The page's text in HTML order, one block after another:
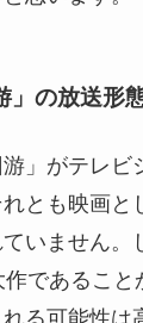
」の放送形
」がテレビ
とも映画と
いません。
であること
る可能性は